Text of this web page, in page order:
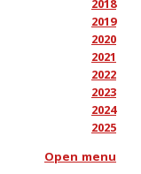
2019
2020
2021
2022
2023
2024
2025
Open menu